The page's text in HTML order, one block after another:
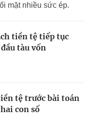
mặt nhiều sức ép.
tiền tệ tiếp tục
tàu vốn
tệ trước bài toán
con số